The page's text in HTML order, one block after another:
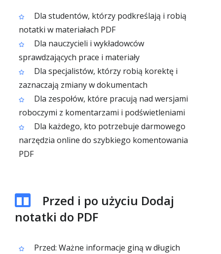
Dla studentów, którzy podkreślają i robią
notatki w materiałach PDF
Dla nauczycieli i wykładowców
sprawdzających prace i materiały
Dla specjalistów, którzy robią korektę i
zaznaczają zmiany w dokumentach
Dla zespołów, które pracują nad wersjami
roboczymi z komentarzami i podświetleniami
Dla każdego, kto potrzebuje darmowego
narzędzia online do szybkiego komentowania
PDF
Przed i po użyciu Dodaj
notatki do PDF
Przed: Ważne informacje giną w długich